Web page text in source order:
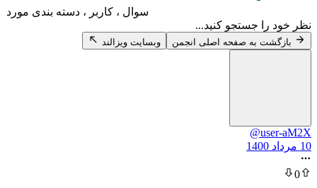
سوال ، کاربر ، دسته بندی مورد
جستجو کنید...
به صفحه اصلی انجمن وبسایت ویزالند